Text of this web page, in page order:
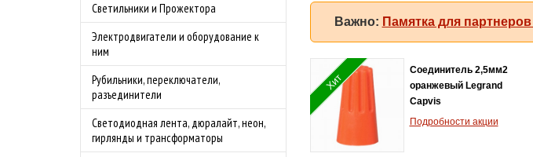
Светильники и Прожектора
Электродвигатели и оборудование к
ним
Рубильники, переключатели,
разъединители
Светодиодная лента, дюралайт, неон,
гирлянды и трансформаторы
Важно: Памятка для
предложение на
Бесплатная доставка
по Москве в
преддверии сезона
Хит
Соединитель 2,5мм2
оранжевый Legrand
Capvis
Подробности акции